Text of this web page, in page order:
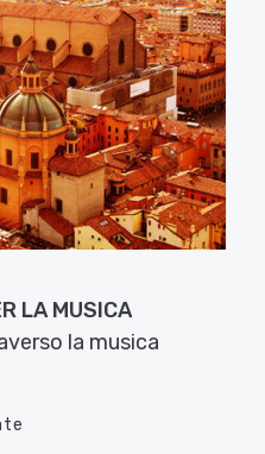
LA MUSICA
la musica